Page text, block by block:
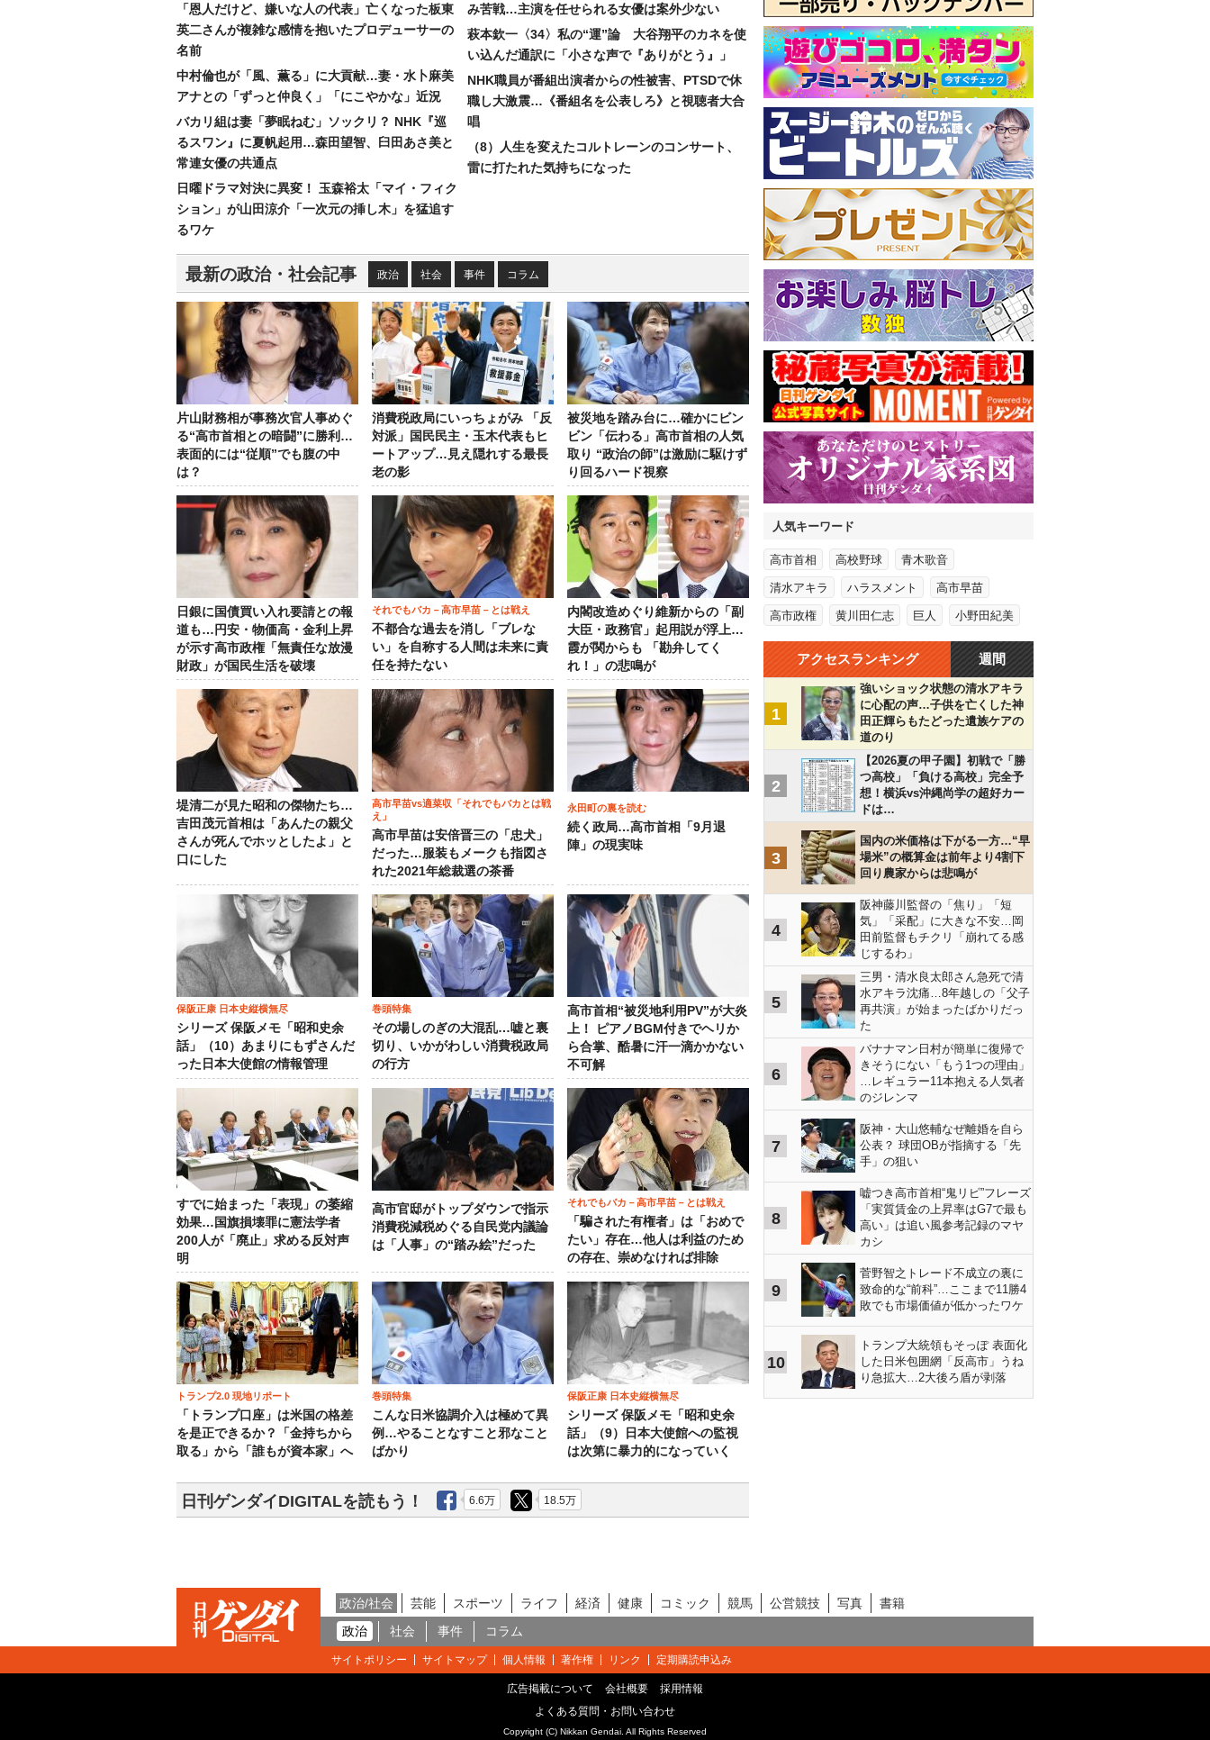
「恩人だけど、嫌いな人の代表」亡くなった板東
英二さんが複雑な感情を抱いたプロデューサーの
名前
中村倫也が「風、薫る」に大貢献…妻・水卜麻美
アナとの「ずっと仲良く」「にこやかな」近況
バカリ組は妻「夢眠ねむ」ソックリ？ NHK『巡
るスワン』に夏帆起用…森田望智、臼田あさ美と
常連女優の共通点
日曜ドラマ対決に異変！ 玉森裕太「マイ・フィク
ション」が山田涼介「一次元の挿し木」を猛追す
るワケ
み苦戦…主演を任せられる女優は案外少ない
萩本欽一〈34〉私の“運”論 大谷翔平のカネを使
い込んだ通訳に「小さな声で『ありがとう』」
NHK職員が番組出演者からの性被害、PTSDで休
職し大激震…《番組名を公表しろ》と視聴者大合
唱
（8）人生を変えたコルトレーンのコンサート、
雷に打たれた気持ちになった
最新の政治・社会記事 政治 社会 事件 コラム
片山財務相が事務次官人事めぐ
る“高市首相との暗闘”に勝利…
表面的には“従順”でも腹の中
は？
消費税政局にいっちょがみ 「反
対派」国民民主・玉木代表もヒ
ートアップ…見え隠れする最長
老の影
被災地を踏み台に…確かにビン
ビン「伝わる」高市首相の人気
取り “政治の師”は激励に駆けず
り回るハード視察
日銀に国債買い入れ要請との報
道も…円安・物価高・金利上昇
が示す高市政権「無責任な放漫
財政」が国民生活を破壊
それでもバカ－高市早苗－とは戦え
不都合な過去を消し「ブレな
い」を自称する人間は未来に責
任を持たない
内閣改造めぐり維新からの「副
大臣・政務官」起用説が浮上…
霞が関からも 「勘弁してく
れ！」の悲鳴が
堤清二が見た昭和の傑物たち…
吉田茂元首相は「あんたの親父
さんが死んでホッとしたよ」と
口にした
高市早苗vs適菜収「それでもバカとは戦
え」
高市早苗は安倍晋三の「忠犬」
だった…服装もメークも指図さ
れた2021年総裁選の茶番
永田町の裏を読む
続く政局…高市首相「9月退
陣」の現実味
保阪正康 日本史縦横無尽
シリーズ 保阪メモ「昭和史余
話」（10）あまりにもずさんだ
った日本大使館の情報管理
巻頭特集
その場しのぎの大混乱…嘘と裏
切り、いかがわしい消費税政局
の行方
高市首相“被災地利用PV”が大炎
上！ ピアノBGM付きでヘリか
ら合掌、酷暑に汗一滴かかない
不可解
すでに始まった「表現」の萎縮
効果…国旗損壊罪に憲法学者
200人が「廃止」求める反対声
明
高市官邸がトップダウンで指示
消費税減税めぐる自民党内議論
は「人事」の“踏み絵”だった
それでもバカ－高市早苗－とは戦え
「騙された有権者」は「おめで
たい」存在…他人は利益のため
の存在、崇めなければ排除
トランプ2.0 現地リポート
「トランプ口座」は米国の格差
を是正できるか？「金持ちから
取る」から「誰もが資本家」へ
巻頭特集
こんな日米協調介入は極めて異
例…やることなすこと邪なこと
ばかり
保阪正康 日本史縦横無尽
シリーズ 保阪メモ「昭和史余
話」（9）日本大使館への監視
は次第に暴力的になっていく
日刊ゲンダイDIGITALを読もう！ 6.6万 18.5万
人気キーワード
高市首相 高校野球 青木歌音
清水アキラ ハラスメント 高市早苗
高市政権 黄川田仁志 巨人 小野田紀美
アクセスランキング 週間
1
強いショック状態の清水アキラ
に心配の声…子供を亡くした神
田正輝らもたどった遺族ケアの
道のり
2
【2026夏の甲子園】初戦で「勝
つ高校」「負ける高校」完全予
想！横浜vs沖縄尚学の超好カー
ドは…
3
国内の米価格は下がる一方…“早
場米”の概算金は前年より4割下
回り農家からは悲鳴が
4
阪神藤川監督の「焦り」「短
気」「采配」に大きな不安…岡
田前監督もチクリ「崩れてる感
じするわ」
5
三男・清水良太郎さん急死で清
水アキラ沈痛…8年越しの「父子
再共演」が始まったばかりだっ
た
6
バナナマン日村が簡単に復帰で
きそうにない「もう1つの理由」
…レギュラー11本抱える人気者
のジレンマ
7
阪神・大山悠輔なぜ離婚を自ら
公表？ 球団OBが指摘する「先
手」の狙い
8
嘘つき高市首相“鬼リピ”フレーズ
「実質賃金の上昇率はG7で最も
高い」は追い風参考記録のマヤ
カシ
9
菅野智之トレード不成立の裏に
致命的な“前科”…ここまで11勝4
敗でも市場価値が低かったワケ
10
トランプ大統領もそっぽ 表面化
した日米包囲網「反高市」うね
り急拡大…2大後ろ盾が剥落
政治/社会 芸能 スポーツ ライフ 経済 健康 コミック 競馬 公営競技 写真
書籍
政治
社会 事件 コラム
サイトポリシー サイトマップ 個人情報 著作権 リンク 定期購読申込み
広告掲載について 会社概要
採用情報
よくある質問・お問い合わせ
Copyright (C) Nikkan Gendai. All Rights Reserved